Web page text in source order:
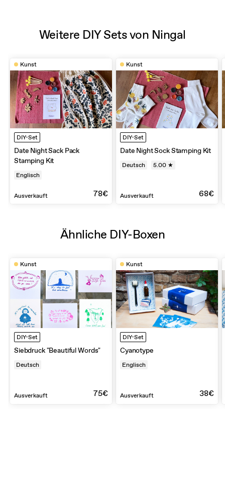
Weitere DIY Sets von Ningal
Kunst
DIY-Set
Date Night Sack Pack
Stamping Kit
Englisch
Ausverkauft 78€
Kunst
DIY-Set
Date Night Sock Stamping Kit
Deutsch 5.00 ★
Ausverkauft 68€
Ähnliche DIY-Boxen
Kunst
DIY-Set
Siebdruck "Beautiful Words"
Deutsch
Ausverkauft 75€
Kunst
DIY-Set
Cyanotype
Englisch
Ausverkauft 38€